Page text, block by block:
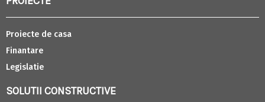
Proiecte de casa
Finantare
Legislatie
SOLUTII CONSTRUCTIVE